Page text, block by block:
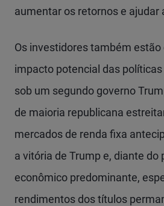
aumentar os retornos e ajudar
Os investidores também
impacto potencial das políticas
sob um segundo governo
de maioria republicana
mercados de renda fixa
a vitória de Trump e, diante do
econômico predominante,
rendimentos dos títulos